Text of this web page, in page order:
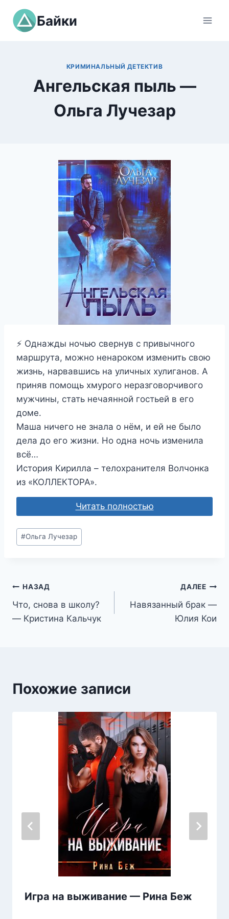
Перейти
содержимому
Байки
КРИМИНАЛЬНЫЙ ДЕТЕКТИВ
Ангельская пыль —
Ольга Лучезар
⚡ Однажды ночью свернув с привычного
маршрута, можно ненароком изменить свою
жизнь, нарвавшись на уличных хулиганов. А
приняв помощь хмурого неразговорчивого
мужчины, стать нечаянной гостьей в его
доме.
Маша ничего не знала о нём, и ей не было
дела до его жизни. Но одна ночь изменила
всё…
История Кирилла – телохранителя Волчонка
из «КОЛЛЕКТОРА».
Читать полностью
Метки
записи:
#Ольга Лучезар
Навигация
по
НАЗАД
Что, снова в школу?
— Кристина Кальчук
ДАЛЕЕ
Навязанный брак —
Юлия Кои
Похожие записи
Игра на выживание — Рина Беж